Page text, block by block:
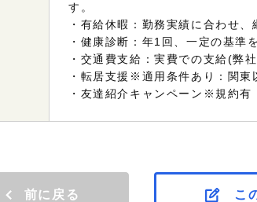
す。
・有給休暇：勤務実績に合わせ
・健康診断：年1回、一定の基準
・交通費支給：実費での支給(弊
・転居支援※適用条件あり：関東
・友達紹介キャンペーン※規約
前に戻る こ